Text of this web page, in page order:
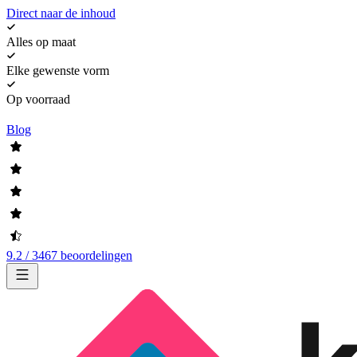
Direct naar de inhoud
Alles op maat
Elke gewenste vorm
Op voorraad
Blog
9.2 / 3467 beoordelingen